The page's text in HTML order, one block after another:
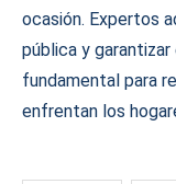
ocasión. Expertos
pública y
fundamental para
enfrentan los